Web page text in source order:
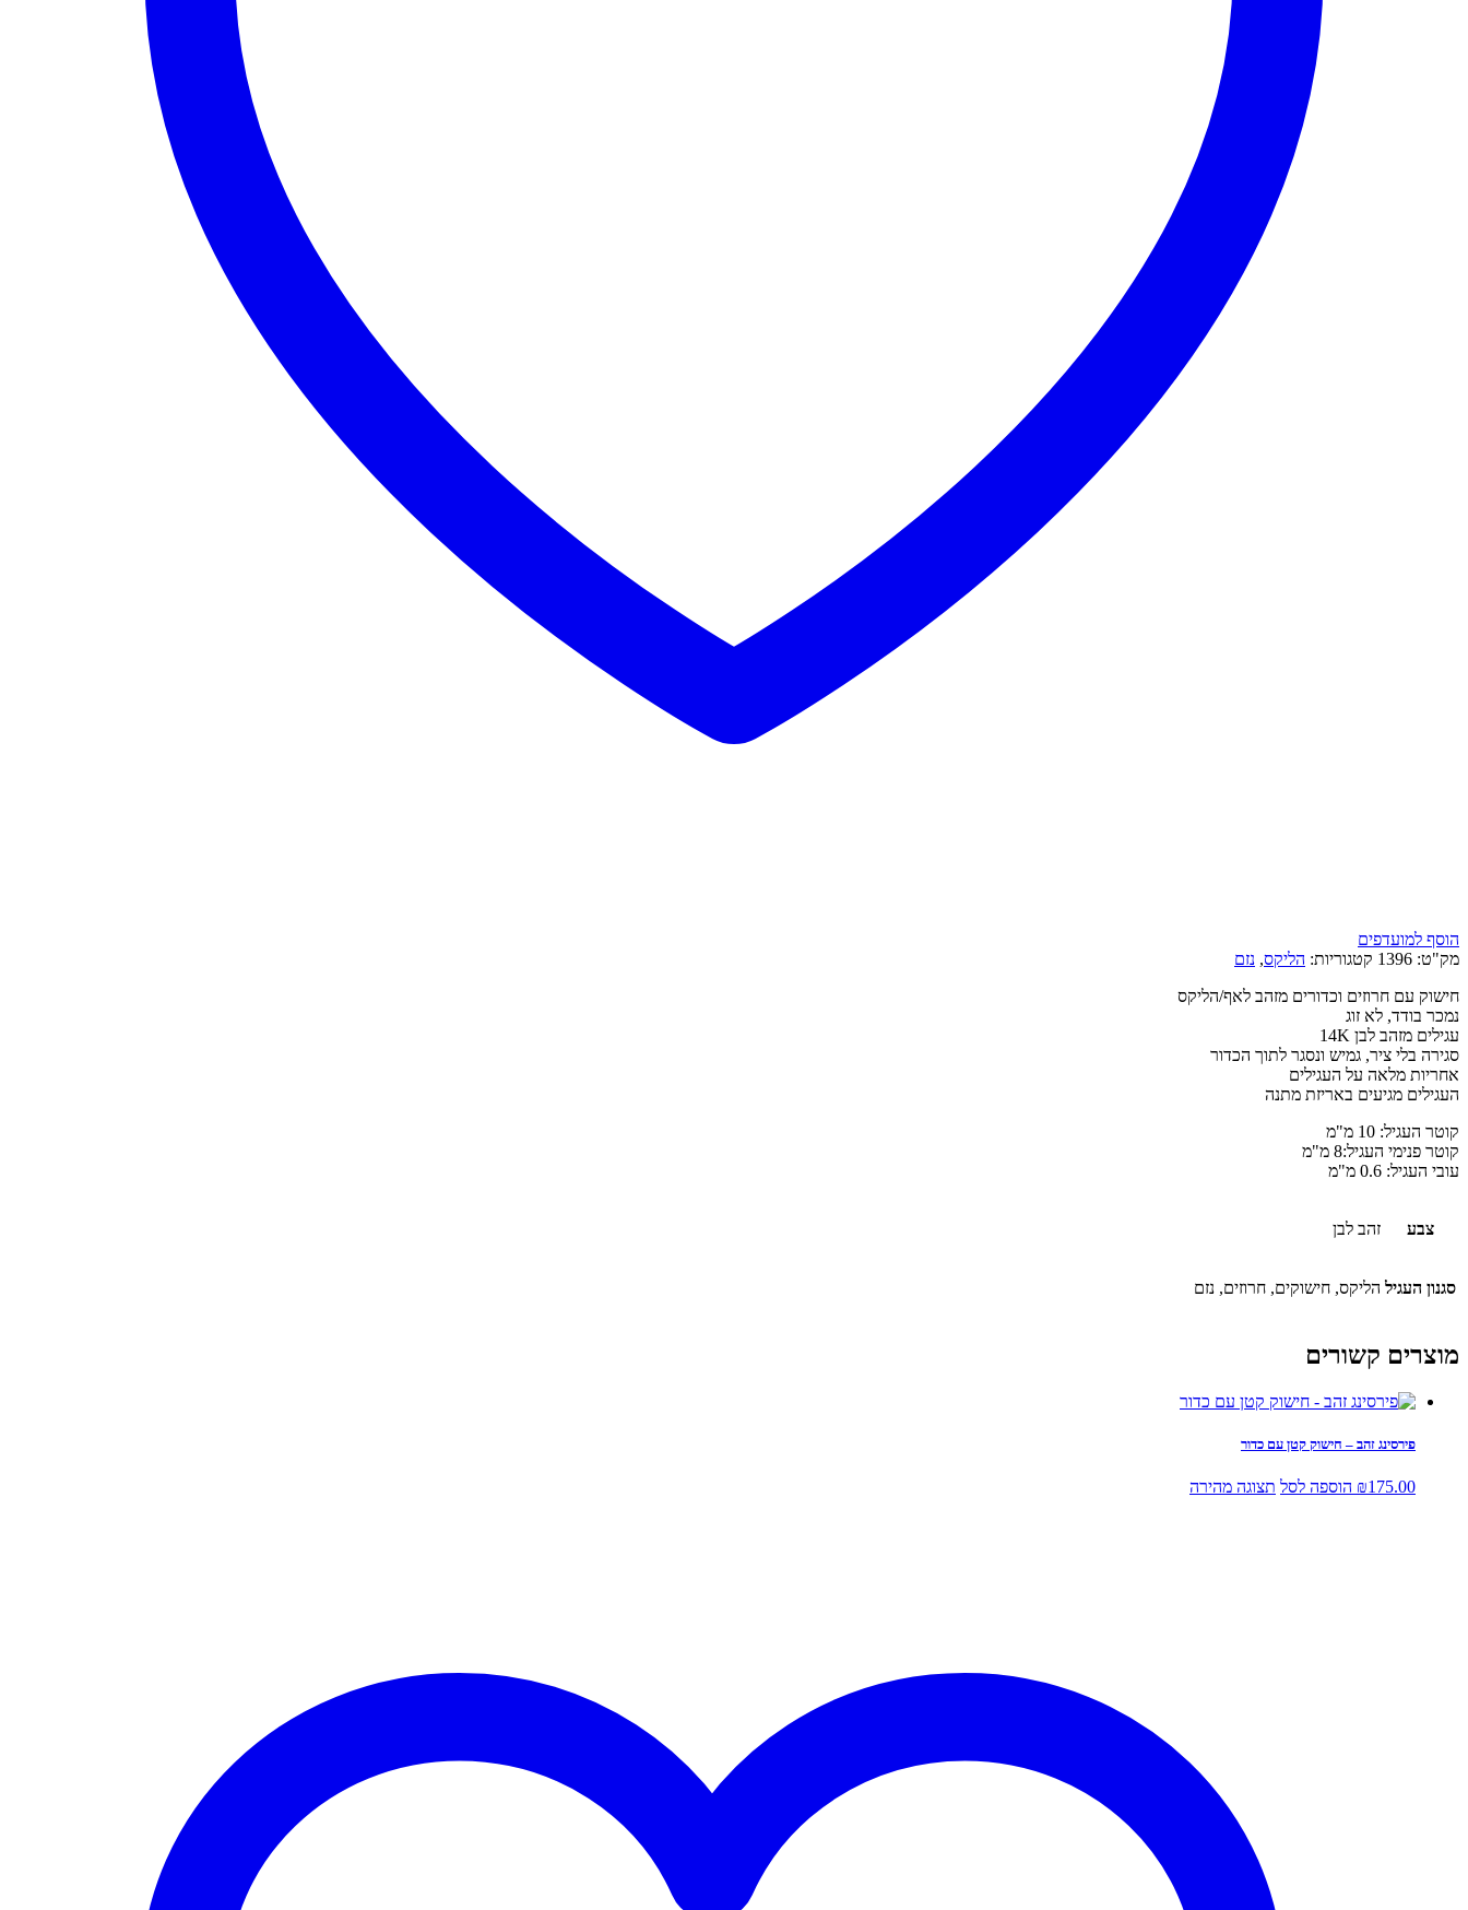
הוסף למועדפים
מק"ט: 1396 קטגוריות: הליקס, נזם
חישוק עם חרוזים וכדורים מזהב לאף/הליקס
נמכר בודד, לא זוג
עגילים מזהב לבן 14K
סגירה בלי ציר, גמיש ונסגר לתוך הכדור
אחריות מלאה על העגילים
העגילים מגיעים באריזת מתנה
קוטר העגיל: 10 מ"מ
קוטר פנימי העגיל:8 מ"מ
עובי העגיל: 0.6 מ"מ
צבע זהב לבן
סגנון העגיל הליקס, חישוקים, חרוזים, נזם
מוצרים קשורים
פירסינג זהב – חישוק קטן עם כדור
₪175.00 הוספה לסל תצוגה מהירה